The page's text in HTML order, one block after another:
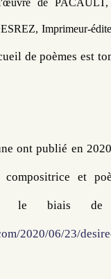
de PACAULT,
Imprimeur-
de poèmes est
ont publié en
et
2020/06/23/